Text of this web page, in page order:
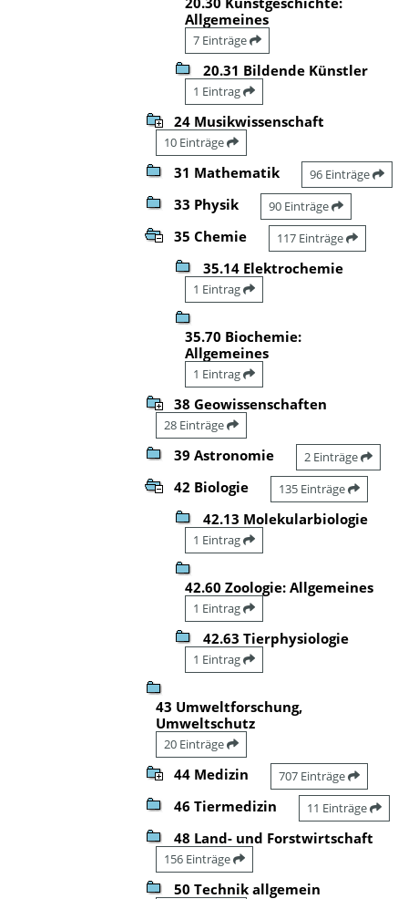
Allgemeines
7 Einträge
20.31 Bildende Künstler
1 Eintrag
24 Musikwissenschaft
10 Einträge
31 Mathematik 96 Einträge
33 Physik 90 Einträge
35 Chemie 117 Einträge
35.14 Elektrochemie
1 Eintrag
35.70 Biochemie:
Allgemeines
1 Eintrag
38 Geowissenschaften
28 Einträge
39 Astronomie 2 Einträge
42 Biologie 135 Einträge
42.13 Molekularbiologie
1 Eintrag
42.60 Zoologie: Allgemeines
1 Eintrag
42.63 Tierphysiologie
1 Eintrag
43 Umweltforschung,
Umweltschutz
20 Einträge
44 Medizin 707 Einträge
46 Tiermedizin 11 Einträge
48 Land- und Forstwirtschaft
156 Einträge
50 Technik allgemein